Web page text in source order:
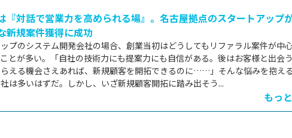
『対話で営業力を高められる場』。名古屋拠点のスタートアップ
新規案件獲得に成功
プのシステム開発会社の場合、創業当初はどうしてもリファラル案件が中
とが多い。「自社の技術力にも提案力にも自信がある。後はお客様と出会
える機会さえあれば、新規顧客を開拓できるのに……」そんな悩みを抱え
は多いはずだ。しかし、いざ新規顧客開拓に踏み出そう...
もっ